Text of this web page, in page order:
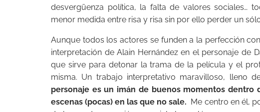
desvergüenza política, la falta de valores sociales…
menor medida entre risa y risa sin por ello perder un
Aunque todos los actores se funden a la perfección
interpretación de Alain Hernández en el personaje de
que sirve para detonar la trama de la película y el
misma. Un trabajo interpretativo maravilloso, lleno
personaje es un imán de buenos momentos
escenas (pocas) en las que no sale. Me centro en él,